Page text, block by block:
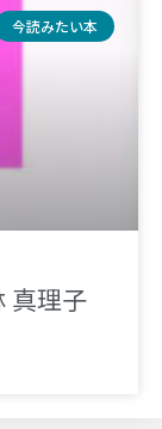
今読みたい本
真理子